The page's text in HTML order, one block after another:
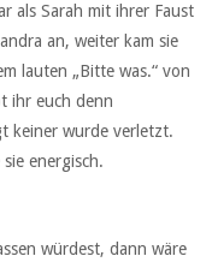
als Sarah mit ihrer Faust
an, weiter kam sie
lauten „Bitte was.“ von
ihr euch denn
keiner wurde verletzt.
energisch.
würdest, dann wäre